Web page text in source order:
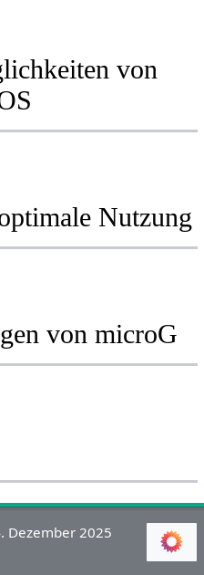
von
Nutzung
von microG
Dezember 2025